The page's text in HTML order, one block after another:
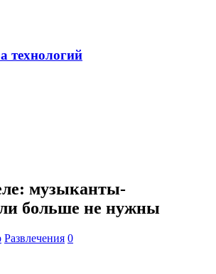
технологий
музыканты-
больше не нужны
Развлечения 0